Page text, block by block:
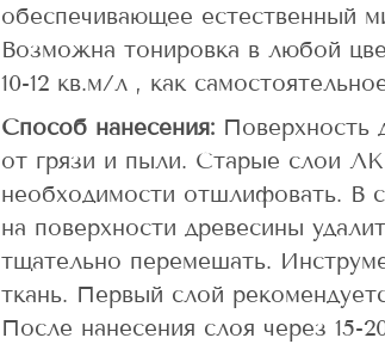
обеспечивающее естественный
Возможна тонировка в любой
10-12 кв.м/л , как
Способ нанесения: Поверхность
от грязи и пыли. Старые слои
необходимости отшлифовать. В
на поверхности древесины
тщательно перемешать.
ткань. Первый слой
После нанесения слоя через 15-